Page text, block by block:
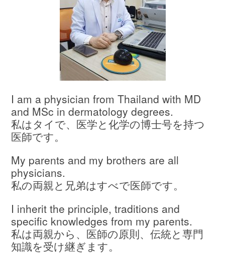
I am a physician from Thailand with MD
and MSc in dermatology degrees.
私はタイで、医学と化学の博士号を持つ
医師です。
My parents and my brothers are all
physicians.
私の両親と兄弟はすべで医師です。
I inherit the principle, traditions and
specific knowledges from my parents.
私は両親から、医師の原則、伝統と専門
知識を受け継ぎます。